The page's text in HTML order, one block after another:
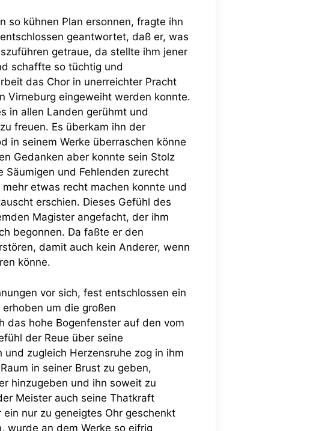
so kühnen Plan ersonnen, fragte ihn
geantwortet, daß er, was
getraue, da stellte ihm jener
schaffte so tüchtig und
das Chor in unerreichter Pracht
Virneburg eingeweiht werden konnte.
in allen Landen gerühmt und
freuen. Es überkam ihn der
in seinem Werke überraschen könne
Gedanken aber konnte sein Stolz
und Fehlenden zurecht
etwas recht machen konnte und
erschien. Dieses Gefühl des
Magister angefacht, der ihm
begonnen. Da faßte er den
damit auch kein Anderer, wenn
könne.
vor sich, fest entschlossen ein
um die großen
das hohe Bogenfenster auf den vom
der Reue über seine
zugleich Herzensruhe zog in ihm
in seiner Brust zu geben,
hinzugeben und ihn soweit zu
Meister auch seine Thatkraft
nur zu geneigtes Ohr geschenkt
wurde an dem Werke so eifrig